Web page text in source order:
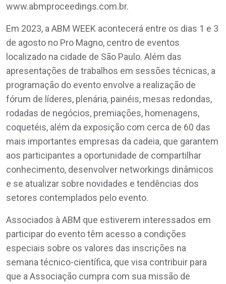
www.abmproceedings.com.br.
Em 2023, a ABM WEEK acontecerá entre os dias 1 e 3
de agosto no Pro Magno, centro de eventos
localizado na cidade de São Paulo. Além das
apresentações de trabalhos em sessões técnicas, a
programação do evento envolve a realização de
fórum de líderes, plenária, painéis, mesas redondas,
rodadas de negócios, premiações, homenagens,
coquetéis, além da exposição com cerca de 60 das
mais importantes empresas da cadeia, que garantem
aos participantes a oportunidade de compartilhar
conhecimento, desenvolver networkings dinâmicos
e se atualizar sobre novidades e tendências dos
setores contemplados pelo evento.
Associados à ABM que estiverem interessados em
participar do evento têm acesso a condições
especiais sobre os valores das inscrições na
semana técnico-científica, que visa contribuir para
que a Associação cumpra com sua missão de